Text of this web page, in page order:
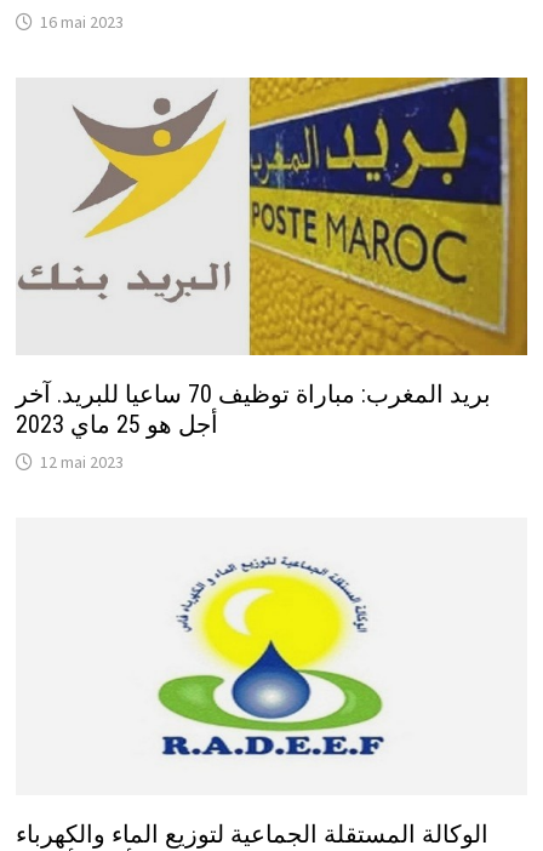
16 mai 2023
بريد المغرب: مباراة توظيف 70 ساعيا للبريد. آخر
أجل هو 25 ماي 2023
12 mai 2023
الوكالة المستقلة الجماعية لتوزيع الماء والكهرباء